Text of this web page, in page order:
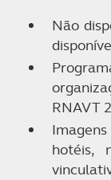
Não
RNAVT
hotéis,